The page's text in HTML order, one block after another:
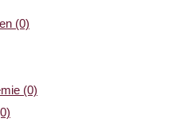
(0)
(0)